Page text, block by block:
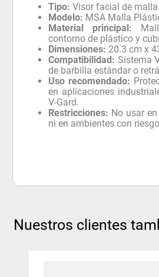
Tipo: Visor facial de malla.
Modelo: MSA Malla
Material principal:
contorno de plástico y
Dimensiones: 20.3 cm x
Compatibilidad: Sistema
de barbilla estándar o
Uso recomendado:
en aplicaciones
V-Gard.
Restricciones: No usar
ni en ambientes con
Nuestros clientes